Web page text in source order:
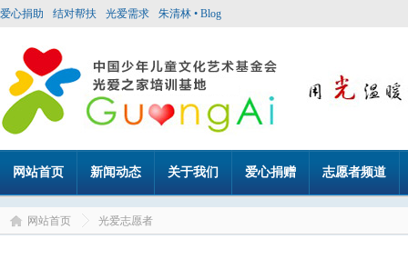
爱心捐助 结对帮扶 光爱需求 朱清林 • Blog
网站首页 新闻动态 关于我们 爱心捐赠 志愿者频道
网站首页 光爱志愿者